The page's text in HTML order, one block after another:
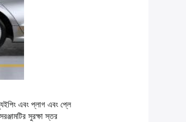
এবং প্লাগ এবং প্লে
সুরক্ষা স্তর